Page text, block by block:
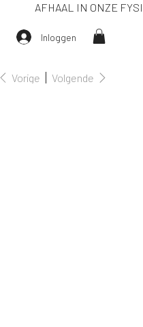
AFHAAL IN ONZE
Inloggen
Vorige Volgende